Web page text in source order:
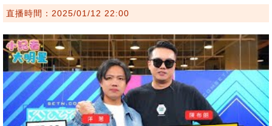
直播時間：2025/01/12 22:00